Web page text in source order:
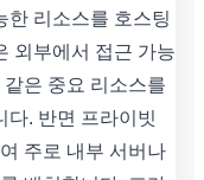
한 리소스를 호스팅
외부에서 접근 가능
은 중요 리소스를
다. 반면 프라이빗
주로 내부 서버나